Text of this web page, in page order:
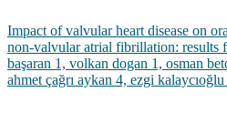
Impact of valvular heart disease on
non-valvular atrial fibrillation: results
başaran 1, volkan dogan 1, osman
ahmet çağrı aykan 4, ezgi